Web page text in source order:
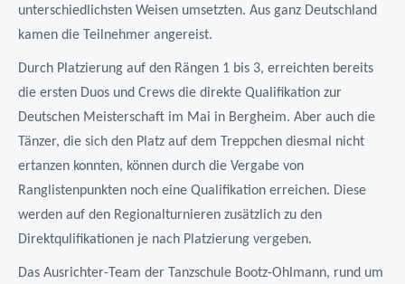
unterschiedlichsten Weisen umsetzten. Aus ganz Deutschland
kamen die Teilnehmer angereist.
Durch Platzierung auf den Rängen 1 bis 3, erreichten bereits
die ersten Duos und Crews die direkte Qualifikation zur
Deutschen Meisterschaft im Mai in Bergheim. Aber auch die
Tänzer, die sich den Platz auf dem Treppchen diesmal nicht
ertanzen konnten, können durch die Vergabe von
Ranglistenpunkten noch eine Qualifikation erreichen. Diese
werden auf den Regionalturnieren zusätzlich zu den
Direktqulifikationen je nach Platzierung vergeben.
Das Ausrichter-Team der Tanzschule Bootz-Ohlmann, rund um